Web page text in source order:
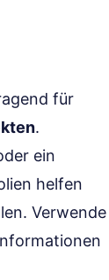
für
.
ein
helfen
Verwende